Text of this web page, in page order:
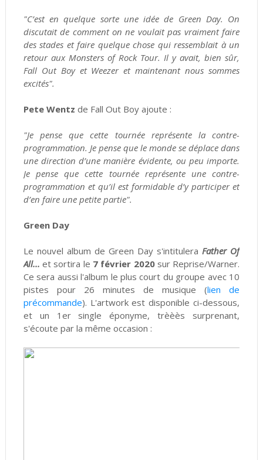
"C’est en quelque sorte une idée de Green Day. On
discutait de comment on ne voulait pas vraiment faire
des stades et faire quelque chose qui ressemblait à un
retour aux Monsters of Rock Tour. Il y avait, bien sûr,
Fall Out Boy et Weezer et maintenant nous sommes
excités".
Pete Wentz de Fall Out Boy ajoute :
"Je pense que cette tournée représente la contre-
programmation. Je pense que le monde se déplace dans
une direction d’une manière évidente, ou peu importe.
Je pense que cette tournée représente une contre-
programmation et qu’il est formidable d’y participer et
d’en faire une petite partie".
Green Day
Le nouvel album de Green Day s'intituleraFather Of
All...et sortira le 7 février 2020sur Reprise/Warner.
Ce sera aussi l'album le plus court du groupe avec 10
pistes pour 26 minutes de musique (lien de
précommande). L'artwork est disponible ci-dessous,
et un 1er single éponyme, trèèès surprenant,
s'écoute par la même occasion :